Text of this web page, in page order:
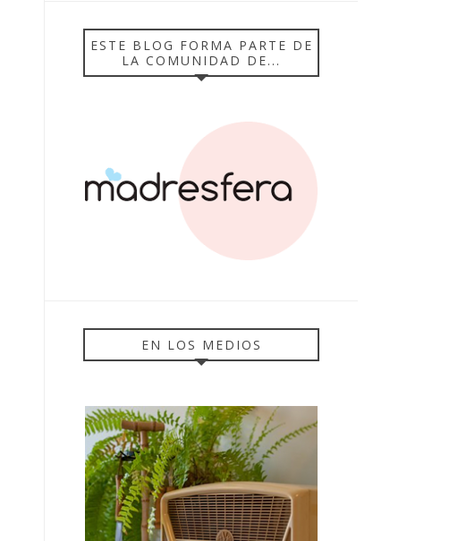
ESTE BLOG FORMA PARTE DE
LA COMUNIDAD DE...
EN LOS MEDIOS